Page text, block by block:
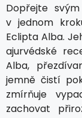
Dopřejte
v jednom
Eclipta Alba.
ajurvédské
Alba,
jemně čistí
zmírňuje
zachovat